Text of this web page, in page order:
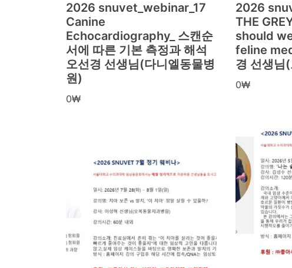
2026 snuvet_webinar_17
Canine
Echocardiography_ 스캔순
서에 따른 기본 측정과 해석
오선경 선생님(다니엘동물병
원)
0₩
2026
THE
should
feline
경 선생님
0₩